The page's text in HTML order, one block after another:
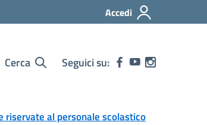
Accedi
Cerca Seguici su:
riservate al personale scolastico